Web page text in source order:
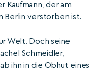
Kaufmann, der am
Berlin verstorben ist.
Welt. Doch seine
Schmeidler,
ihn in die Obhut eines